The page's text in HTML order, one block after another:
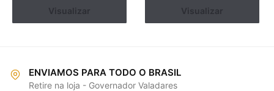
Ver opções
Este
produto
As
Visualizar Ver opções
Este
produto
Visualizar
ENVIAMOS PARA TODO O BRASIL
Retire na loja - Governador Valadares